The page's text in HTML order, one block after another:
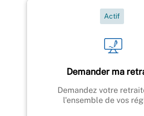
Demander ma
Actif
Demandez votre
l'ensemble de vos